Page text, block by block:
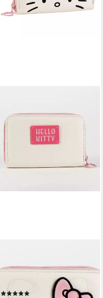
Etui Kunstleder Portfolio,
Aufbewahrung Tasche